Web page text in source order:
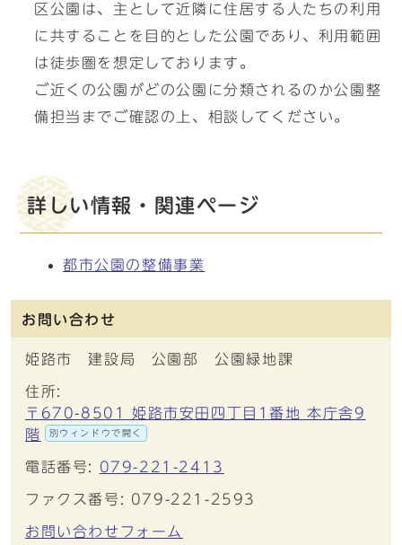
区公園は、主として近隣に住居する人たちの利用
に共することを目的とした公園であり、利用範囲
は徒歩圏を想定しております。
ご近くの公園がどの公園に分類されるのか公園整
備担当までご確認の上、相談してください。
詳しい情報・関連ページ
都市公園の整備事業
お問い合わせ
姫路市 建設局 公園部 公園緑地課
住所:
〒670-8501 姫路市安田四丁目1番地 本庁舎9
階
別ウィンドウで開く
電話番号: 079-221-2413
ファクス番号: 079-221-2593
お問い合わせフォーム